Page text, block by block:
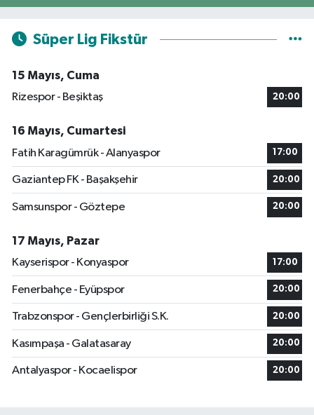
Süper Lig Fikstür
15 Mayıs, Cuma
Rizespor - Beşiktaş
20:00
16 Mayıs, Cumartesi
Fatih Karagümrük - Alanyaspor
17:00
Gaziantep FK - Başakşehir 20:00
Samsunspor - Göztepe 20:00
17 Mayıs, Pazar
Kayserispor - Konyaspor
17:00
Fenerbahçe - Eyüpspor 20:00
Trabzonspor - Gençlerbirliği S.K. 20:00
Kasımpaşa - Galatasaray 20:00
Antalyaspor - Kocaelispor 20:00